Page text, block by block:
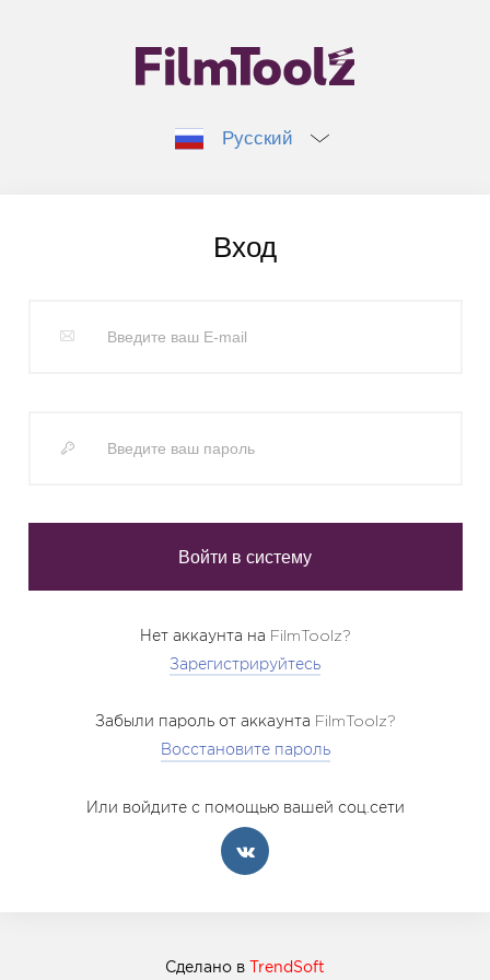
Русский
Вход
Нет аккаунта на FilmToolz?
Зарегистрируйтесь
Забыли пароль от аккаунта FilmToolz?
Восстановите пароль
Или войдите с помощью вашей соц.сети
Сделано в TrendSoft